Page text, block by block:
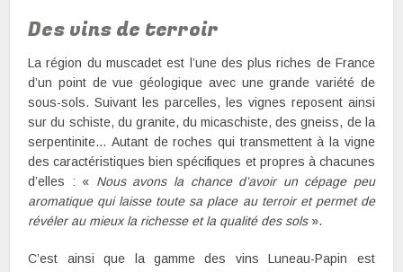
Des vins de terroir
La région du muscadet est l’une des plus riches de France
d’un point de vue géologique avec une grande variété de
sous-sols. Suivant les parcelles, les vignes reposent ainsi
sur du schiste, du granite, du micaschiste, des gneiss, de la
serpentinite… Autant de roches qui transmettent à la vigne
des caractéristiques bien spécifiques et propres à chacunes
d’elles : « Nous avons la chance d’avoir un cépage peu
aromatique qui laisse toute sa place au terroir et permet de
révéler au mieux la richesse et la qualité des sols».
C’est ainsi que la gamme des vins Luneau-Papin est